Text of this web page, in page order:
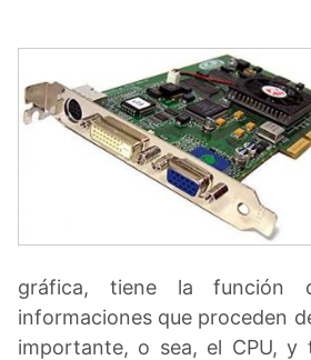
gráfica, tiene la función
informaciones que proceden
importante, o sea, el CPU, y